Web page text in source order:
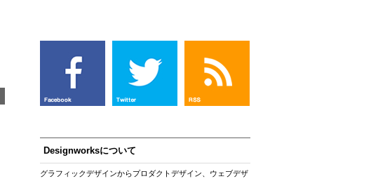
Designworksについて
グラフィックデザインからプロダクトデザイン、ウェブデザ